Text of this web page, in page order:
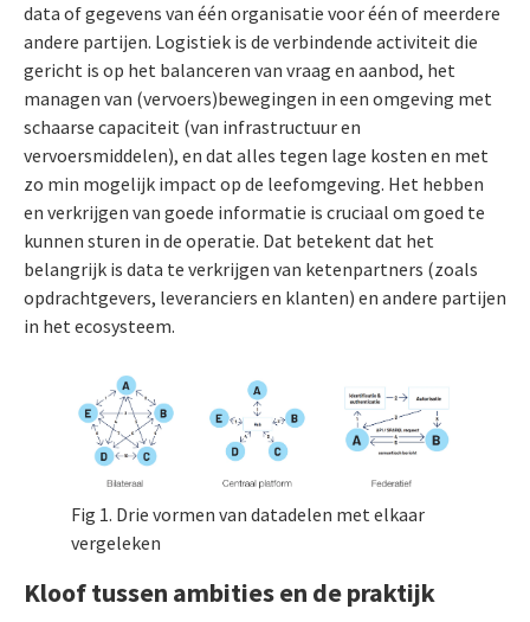
data of gegevens van één organisatie voor één of meerdere
andere partijen. Logistiek is de verbindende activiteit die
gericht is op het balanceren van vraag en aanbod, het
managen van (vervoers)bewegingen in een omgeving met
schaarse capaciteit (van infrastructuur en
vervoersmiddelen), en dat alles tegen lage kosten en met
zo min mogelijk impact op de leefomgeving. Het hebben
en verkrijgen van goede informatie is cruciaal om goed te
kunnen sturen in de operatie. Dat betekent dat het
belangrijk is data te verkrijgen van ketenpartners (zoals
opdrachtgevers, leveranciers en klanten) en andere partijen
in het ecosysteem.
Fig 1. Drie vormen van datadelen met elkaar
vergeleken
Kloof tussen ambities en de praktijk